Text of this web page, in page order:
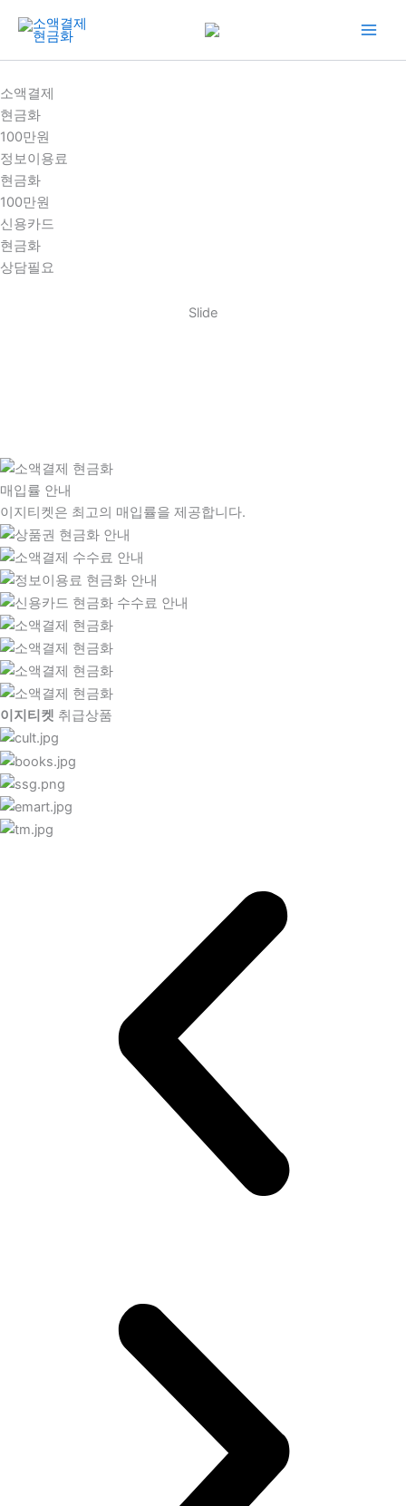
건
너
뛰
기
소액결제
현금화
100만원
정보이용료
현금화
100만원
신용카드
현금화
상담필요
Slide
매입률 안내
이지티켓은 최고의 매입률을 제공합니다.
이지티켓 취급상품